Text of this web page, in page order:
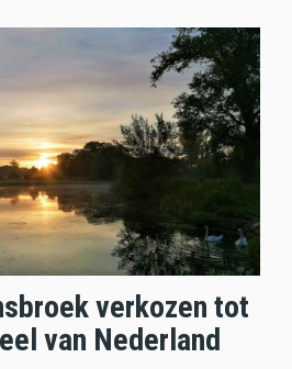
verkozen tot
van Nederland